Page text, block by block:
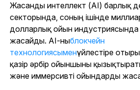
Жасанды интеллект (AI) барлық
секторында, соның ішінде
долларлық ойын индустриясында
жасайды. AI-ныблокчейн
технологиясыменүйлестіре
қазір әрбір ойыншыны
және иммерсивті ойындарды